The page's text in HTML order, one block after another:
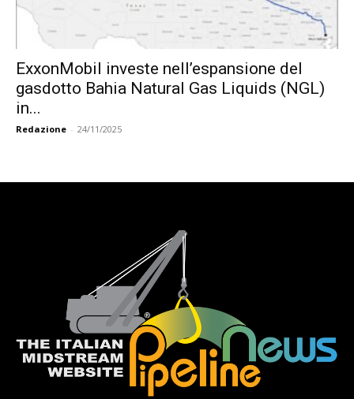
ExxonMobil investe nell’espansione del
gasdotto Bahia Natural Gas Liquids (NGL)
in...
Redazione - 24/11/2025